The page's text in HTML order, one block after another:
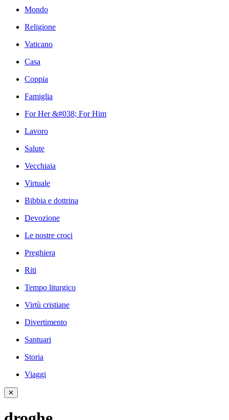
Mondo
Religione
Vaticano
Casa
Coppia
Famiglia
For Her &#038; For Him
Lavoro
Salute
Vecchiaia
Virtuale
Bibbia e dottrina
Devozione
Le nostre croci
Preghiera
Riti
Tempo liturgico
Virtù cristiane
Divertimento
Santuari
Storia
Viaggi
✕